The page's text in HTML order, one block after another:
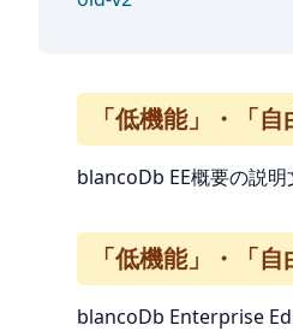
「低機能」・「
blancoDb EE概要の説明
「低機能」・「
blancoDb Enterprise